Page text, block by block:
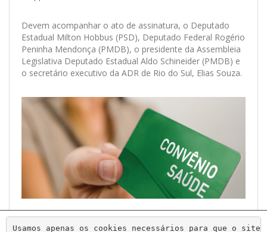
Devem acompanhar o ato de assinatura, o Deputado
Estadual Milton Hobbus (PSD), Deputado Federal Rogério
Peninha Mendonça (PMDB), o presidente da Assembleia
Legislativa Deputado Estadual Aldo Schineider (PMDB) e
o secretário executivo da ADR de Rio do Sul, Elias Souza.
Usamos apenas os cookies necessários para que o site